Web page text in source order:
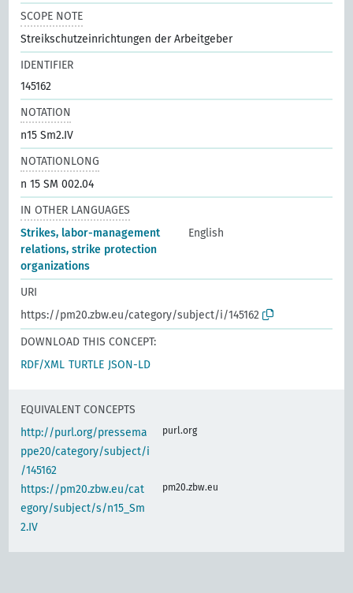
SCOPE NOTE
Streikschutzeinrichtungen der Arbeitgeber
IDENTIFIER
145162
NOTATION
n15 Sm2.IV
NOTATIONLONG
n 15 SM 002.04
IN OTHER LANGUAGES
Strikes, labor-management
relations, strike protection
organizations
English
URI
https://pm20.zbw.eu/category/subject/i/145162
DOWNLOAD THIS CONCEPT:
RDF/XML TURTLE JSON-LD
EQUIVALENT CONCEPTS
http://purl.org/pressema
ppe20/category/subject/i
/145162
purl.org
https://pm20.zbw.eu/cat
egory/subject/s/n15_Sm
2.IV
pm20.zbw.eu